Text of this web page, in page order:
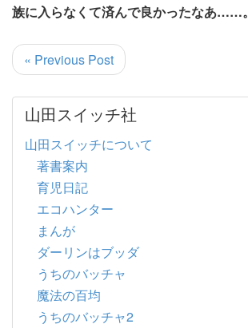
族に入らなくて済んで良かったなあ……。
« Previous Post
山田スイッチ社
山田スイッチについて
著書案内
育児日記
エコハンター
まんが
ダーリンはブッダ
うちのバッチャ
魔法の百均
うちのバッチャ2